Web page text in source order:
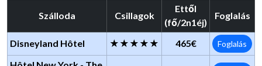
Szálloda Csillagok
Ettől
(fő/2n1éj)
Foglalás
Disneyland Hôtel ★★★★★ 465€ Foglalás